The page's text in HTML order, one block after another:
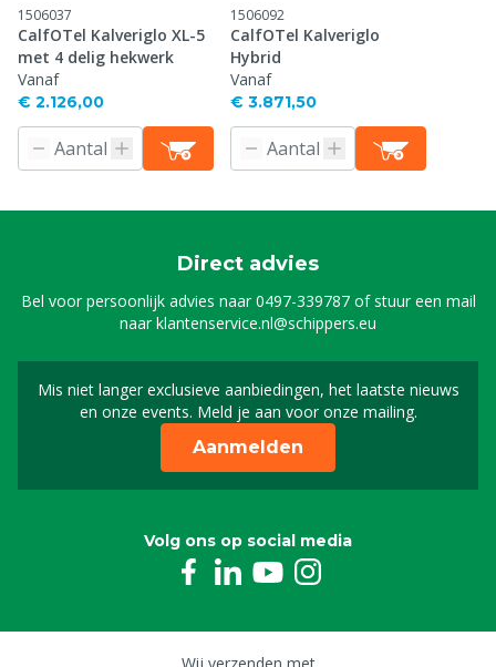
1506037
CalfOTel Kalveriglo XL-5
met 4 delig hekwerk
Vanaf
€ 2.126,00
1506092
CalfOTel Kalveriglo
Hybrid
Vanaf
€ 3.871,50
Direct advies
Bel voor persoonlijk advies naar0497-339787of stuur een mail
naarklantenservice.nl@schippers.eu
Mis niet langer exclusieve aanbiedingen, het laatste nieuws
en onze events. Meld je aan voor onze mailing.
Schrijf je in voor onze
Aanmelden
Volg ons op social media